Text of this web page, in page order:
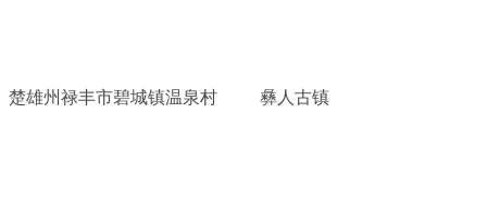
楚雄州禄丰市碧城镇温泉村 彝人古镇